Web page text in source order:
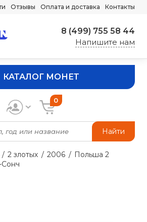
Отзывы Оплата и доставка Контакты
8 (499) 755 58 44
Напишите нам
КАТАЛОГ МОНЕТ
Найти
0
2 злотых 2006
Польша 2